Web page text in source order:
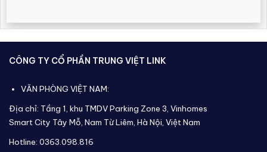
CÔNG TY CỔ PHẦN TRUNG VIỆT LINK
VĂN PHÒNG VIỆT NAM:
Địa chỉ: Tầng 1, khu TMDV Parking Zone 3, Vinhomes
Smart City Tây Mỗ, Nam Từ Liêm, Hà Nội, Việt Nam
Hotline: 0363.098.816